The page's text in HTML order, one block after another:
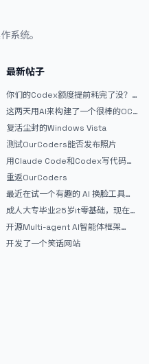
系统。
最新帖子
你们的Codex额度提前耗完了没？
戒断反应如何？
这两天用AI来构建了一个很棒的OC
论坛精华区
复活尘封的Windows Vista
测试OurCoders能否发布照片
用Claude Code和Codex写代码真
的爽，但是App怎么挣钱还是很难啊
重返OurCoders
最近在试一个有趣的 AI 换脸工具，
效果挺不错
成人大专毕业25岁it零基础，现在想
考软件设计师，有什么好的建议吗，
谢谢！
开源Multi-agent AI智能体框架
aevatar.ai，欢迎大家贡献代码
开发了一个笑话网站